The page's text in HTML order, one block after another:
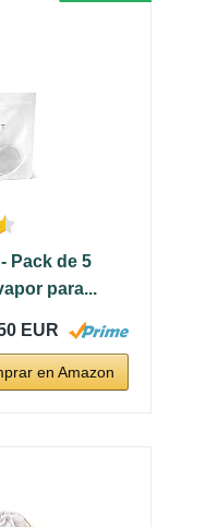
Pack de 5
para...
EUR
en Amazon